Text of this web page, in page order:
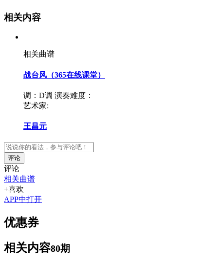
相关内容
相关曲谱
战台风（365在线课堂）
调：D调 演奏难度：
艺术家:
王昌元
评论
评论
相关曲谱
+喜欢
APP中打开
优惠券
相关内容80期